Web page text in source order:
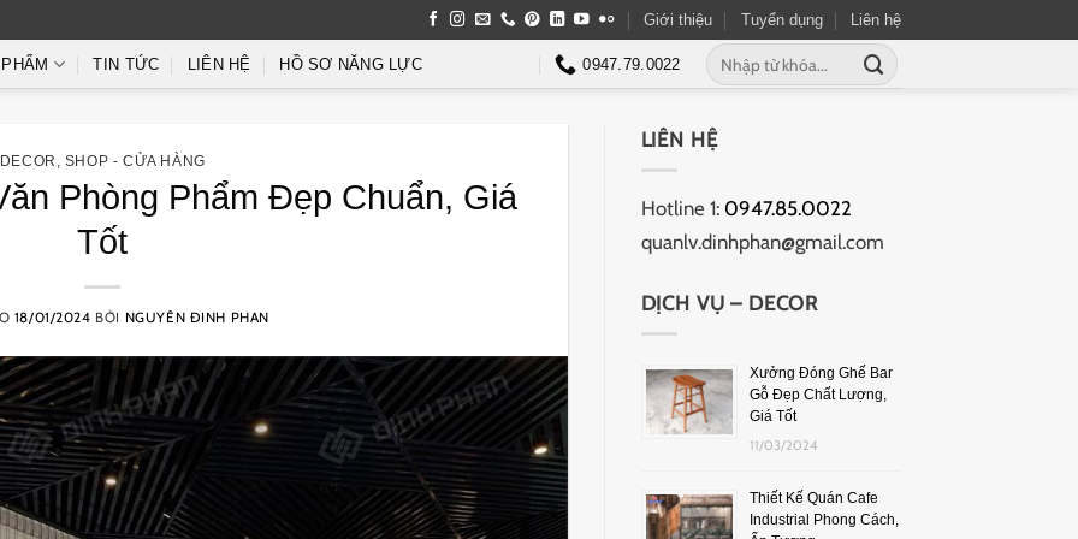
Giới thiệu Tuyển dụng Liên hệ
TIN TỨC LIÊN HỆ HỒ SƠ NĂNG LỰC 0947.79.0022
DECOR SHOP - CỬA HÀNG
Phòng Phẩm Đẹp Chuẩn, Giá
Tốt
18/01/2024 BỞI NGUYÊN ĐINH PHAN
LIÊN HỆ
Hotline 1: 0947.85.0022
quanlv.dinhphan@gmail.com
DỊCH VỤ – DECOR
Xưởng Đóng Ghế Bar
Gỗ Đẹp Chất Lượng,
Giá Tốt
11/03/2024
Thiết Kế Quán Cafe
Industrial Phong Cách,